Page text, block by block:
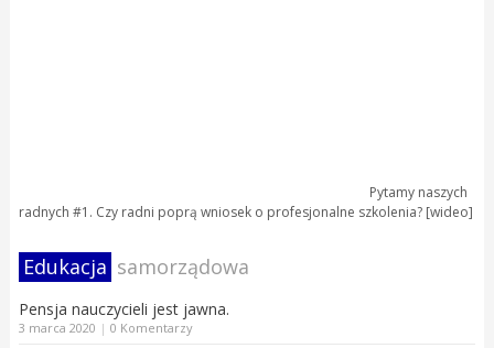
Pytamy naszych
radnych #1. Czy radni poprą wniosek o profesjonalne szkolenia? [wideo]
Edukacja samorządowa
Pensja nauczycieli jest jawna.
3 marca 2020 | 0 Komentarzy